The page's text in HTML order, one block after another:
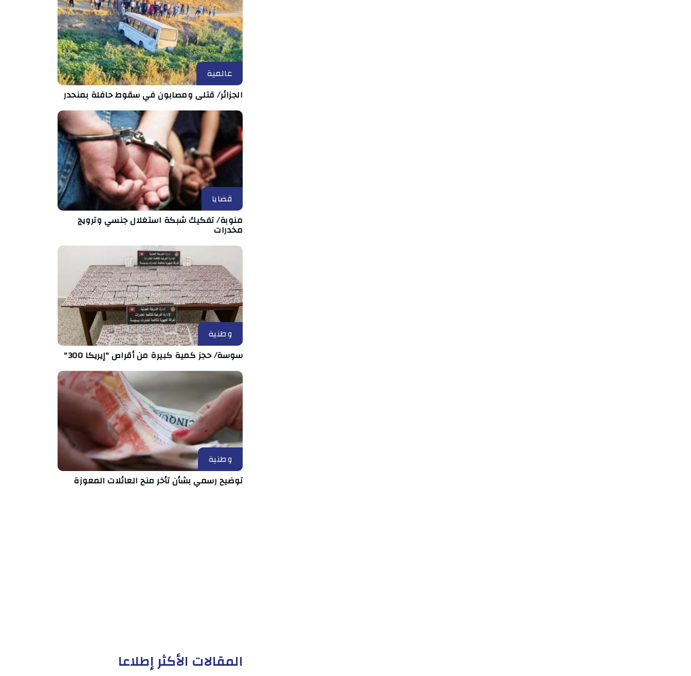
عالمية
الجزائر/ قتلى ومصابون في سقوط حافلة بمنحدر
قضايا
منوبة/ تفكيك شبكة استغلال جنسي وترويج
مخدرات
وطنية
سوسة/ حجز كمية كبيرة من أقراص "إيريكا 300"
وطنية
توضيح رسمي بشأن تأخر منح العائلات المعوزة
المقالات الأكثر إطلاعا